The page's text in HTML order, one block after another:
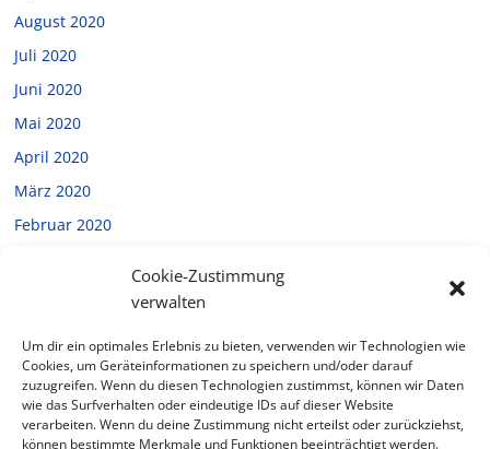
Cookie-Zustimmung
verwalten
Um dir ein optimales Erlebnis zu bieten, verwenden wir Technologien wie
Cookies, um Geräteinformationen zu speichern und/oder darauf
zuzugreifen. Wenn du diesen Technologien zustimmst, können wir Daten
wie das Surfverhalten oder eindeutige IDs auf dieser Website
verarbeiten. Wenn du deine Zustimmung nicht erteilst oder zurückziehst,
können bestimmte Merkmale und Funktionen beeinträchtigt werden.
August 2020
Juli 2020
Juni 2020
Mai 2020
April 2020
März 2020
Februar 2020
Oktober 2019
September 2019
Juli 2019